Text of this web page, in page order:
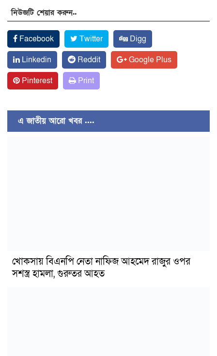
নিউজটি শেয়ার করুন..
Facebook Twitter
Digg
Linkedin
Reddit
Google Plus
Pinterest
Print
এ জাতীয় আরো খবর ....
খোকসায় বিএনপি নেতা নাফিজ আহমেদ রাজুর ওপর
সশস্ত্র হামলা, গুরুতর আহত